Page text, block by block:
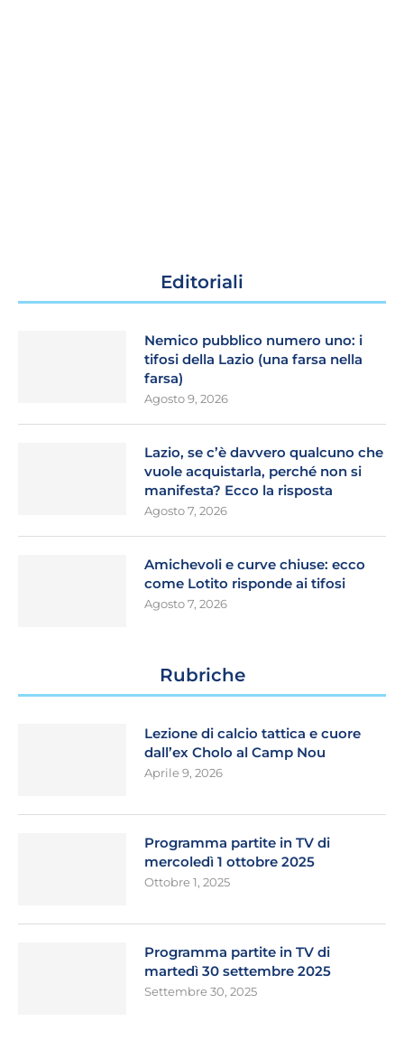
Editoriali
Nemico pubblico numero uno: i
tifosi della Lazio (una farsa nella
farsa)
Agosto 9, 2026
Lazio, se c’è davvero qualcuno che
vuole acquistarla, perché non si
manifesta? Ecco la risposta
Agosto 7, 2026
Amichevoli e curve chiuse: ecco
come Lotito risponde ai tifosi
Agosto 7, 2026
Rubriche
Lezione di calcio tattica e cuore
dall’ex Cholo al Camp Nou
Aprile 9, 2026
Programma partite in TV di
mercoledì 1 ottobre 2025
Ottobre 1, 2025
Programma partite in TV di
martedì 30 settembre 2025
Settembre 30, 2025